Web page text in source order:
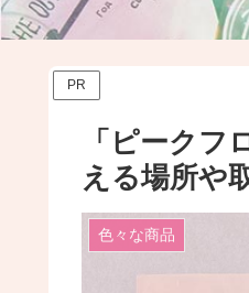
PR
「ピーク
える場所や
色々な商品